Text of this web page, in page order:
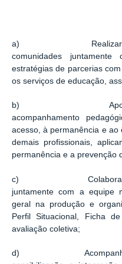
a) Realizar e
comunidades juntamente
estratégias de parcerias
os serviços de educação,
b) Apoiar na
acompanhamento
acesso, à permanência e
demais profissionais,
permanência e a prevenção
c) Colaborar junto
juntamente com a equipe
geral na produção e
Perfil Situacional, Ficha
avaliação coletiva;
d) Acompanhar a